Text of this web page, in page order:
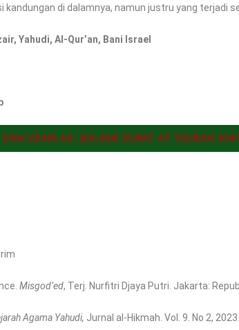
kandungan di dalamnya, namun justru yang terjadi
Yahudi, Al-Qur’an, Bani Israel
DAN UZAIR AS: (KAJIAN SURAT AT-TAUBAH
Misgod’ed, Terj. Nurfitri Djaya Putri. Jakarta:
Agama Yahudi, Jurnal al-Hikmah. Vol. 9. No 2, 2023.